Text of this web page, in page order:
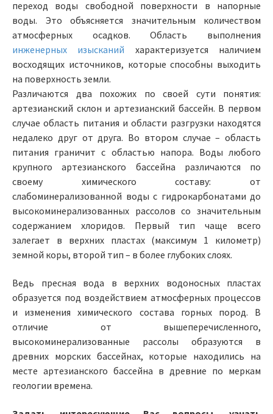
переход воды свободной поверхности в напорные
воды. Это объясняется значительным количеством
атмосферных осадков. Область выполнения
инженерных изысканий характеризуется наличием
восходящих источников, которые способны выходить
на поверхность земли.
Различаются два похожих по своей сути понятия:
артезианский склон и артезианский бассейн. В первом
случае область питания и области разгрузки находятся
недалеко друг от друга. Во втором случае – область
питания граничит с областью напора. Воды любого
крупного артезианского бассейна различаются по
своему химического составу: от
слабоминерализованной воды с гидрокарбонатами до
высокоминерализованных рассолов со значительным
содержанием хлоридов. Первый тип чаще всего
залегает в верхних пластах (максимум 1 километр)
земной коры, второй тип – в более глубоких слоях.
Ведь пресная вода в верхних водоносных пластах
образуется под воздействием атмосферных процессов
и изменения химического состава горных пород. В
отличие от вышеперечисленного,
высокоминерализованные рассолы образуются в
древних морских бассейнах, которые находились на
месте артезианского бассейна в древние по меркам
геологии времена.